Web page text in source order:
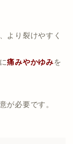
、より裂けやすく
痛みやかゆみを
が必要です。